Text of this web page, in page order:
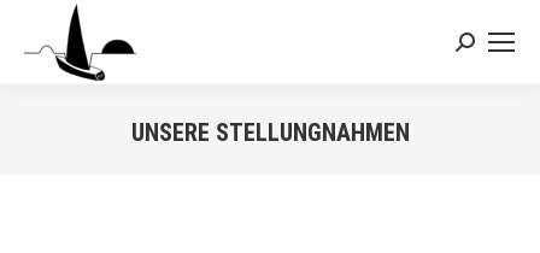
Search:
UNSERE STELLUNGNAHMEN